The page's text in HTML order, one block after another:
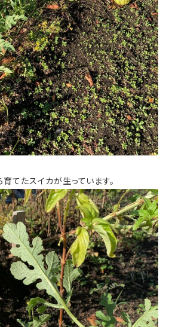
てたスイカが生っています。